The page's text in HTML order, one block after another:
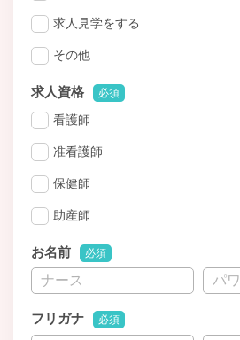
求人見学をする
その他
求人資格 必須
看護師
准看護師
保健師
助産師
お名前 必須
フリガナ 必須